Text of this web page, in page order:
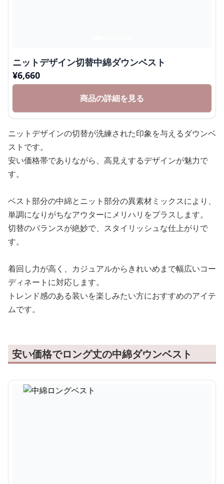
ニットデザイン切替中綿ダウンベスト
¥6,660
商品の詳細を見る
ニットデザインの切替が洗練された印象を与えるダウンベ
ストです。
安い価格帯でありながら、高見えするデザインが魅力で
す。
ベスト部分の中綿とニット部分の異素材ミックスにより、
単調になりがちなアウターにメリハリをプラスします。
切替のバランスが絶妙で、スタイリッシュな仕上がりで
す。
着回し力が高く、カジュアルからきれいめまで幅広いコー
ディネートに対応します。
トレンド感のある装いを楽しみたい方におすすめのアイテ
ムです。
安い価格でロング丈の中綿ダウンベスト